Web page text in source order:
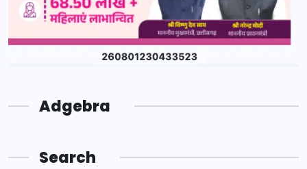
Adgebra
Search